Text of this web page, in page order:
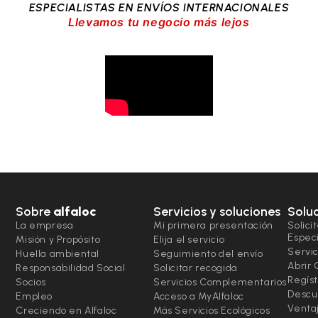
ESPECIALISTAS EN ENVÍOS INTERNACIONALES
Llevamos tu negocio más lejos
Sobre alfaloc
La empresa
Misión y Propósito
Huella ambiental
Responsabilidad Social
Socios
Empleo
Creciendo en Alfaloc
Servicios y soluciones
Mi primera presentación
Elija el servicio
Seguimiento del envío
Solicitar recogida
Servicios Complementarios
Acceso a MyAlfaloc
Más Servicios Ecológicos
Abrir